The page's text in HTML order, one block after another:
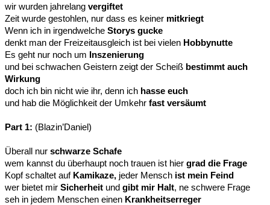
wir wurden jahrelang vergiftet
Zeit wurde gestohlen, nur dass es keiner mitkriegt
Wenn ich in irgendwelche Storys gucke
denkt man der Freizeitausgleich ist bei vielen Hobbynutte
Es geht nur noch um Inszenierung
und bei schwachen Geistern zeigt der Scheiß bestimmt auch
Wirkung
doch ich bin nicht wie ihr, denn ich hasse euch
und hab die Möglichkeit der Umkehr fast versäumt
Part 1: (Blazin’Daniel)
Überall nur schwarze Schafe
wem kannst du überhaupt noch trauen ist hier grad die Frage
Kopf schaltet aufKamikaze, jeder Mensch ist mein Feind
wer bietet mir Sicherheit und gibt mir Halt, ne schwere Frage
seh in jedem Menschen einen Krankheitserreger